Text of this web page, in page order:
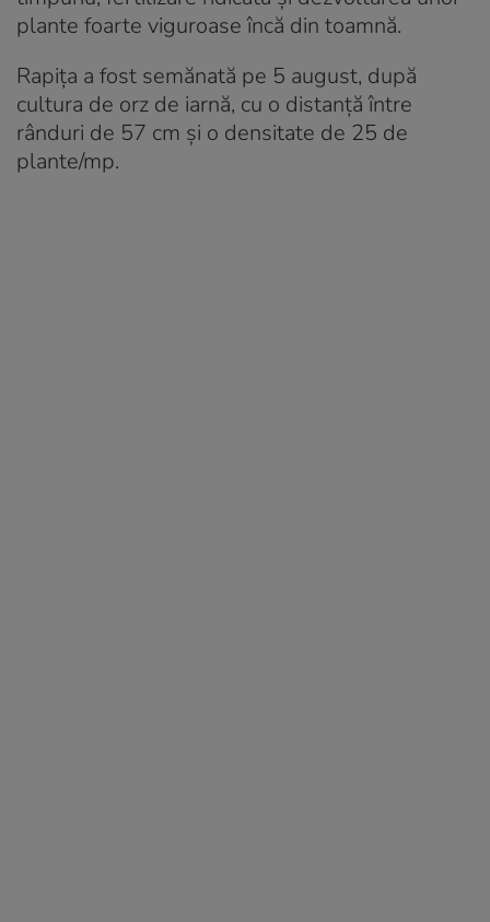
plante foarte viguroase încă din toamnă.
Rapița a fost semănată pe 5 august, după
cultura de orz de iarnă, cu o distanță între
rânduri de 57 cm și o densitate de 25 de
plante/mp.